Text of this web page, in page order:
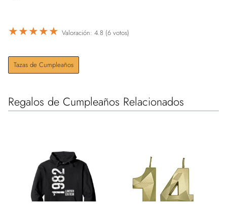
★★★★★ Valoración: 4.8 (6 votos)
Tazas de Cumpleaños
Regalos de Cumpleaños Relacionados